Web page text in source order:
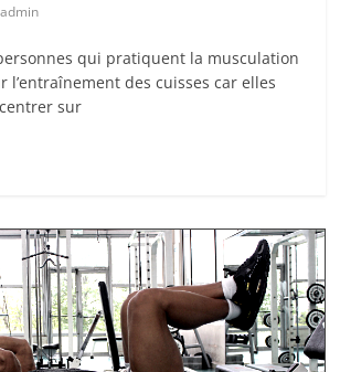
admin
qui pratiquent la musculation
l’entraînement des cuisses car elles
sur